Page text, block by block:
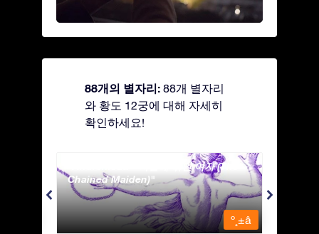
88개의 별자리: 88개 별자리
와 황도 12궁에 대해 자세히
확인하세요!
Andromeda - 사슬에 묶인 여자 (The
Chained Maiden)
º¸±â